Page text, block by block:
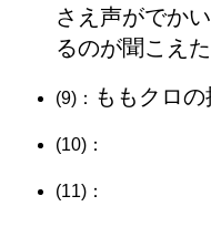
さえ声がでか
るのが聞こえ
(9)： ももクロ
(10)：
(11)：